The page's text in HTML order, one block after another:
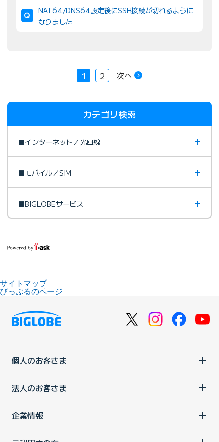
NAT64/DNS64設定後にSSH接続が切れるように
なりました
1 2 次へ
カテゴリ検索
■インターネット／光回線
■モバイル／SIM
■BIGLOBEサービス
サイトマップ
びっぷるのページ
個人のお客さま
法人のお客さま
企業情報